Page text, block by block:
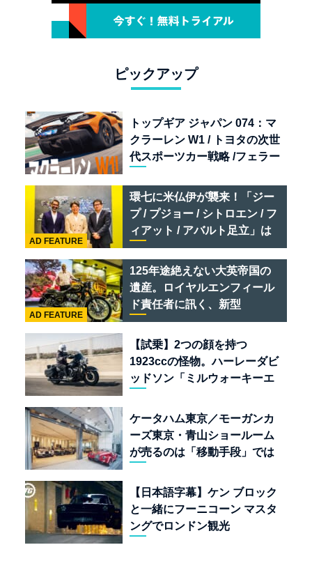
ピックアップ
トップギア ジャパン 074：マ
クラーレン W1 / トヨタの次世
代スポーツカー戦略 /フェラー
リオ /ベントレー スーパース
ポーツ
環七に米仏伊が襲来！「ジー
プ / プジョー / シトロエン / フ
ィアット / アバルト足立」は
クルマのセレクトショップで
ある
AD FEATURE
125年途絶えない大英帝国の
遺産。ロイヤルエンフィール
ド責任者に訊く、新型
「BULLET 650」と“時間の
質”を愛する理由
AD FEATURE
【試乗】2つの顔を持つ
1923ccの怪物。ハーレーダビ
ッドソン「ミルウォーキーエ
ケータハム東京／モーガンカ
ーズ東京・青山ショールーム
が売るのは「移動手段」では
【日本語字幕】ケン ブロック
と一緒にフーニコーン マスタ
ングでロンドン観光